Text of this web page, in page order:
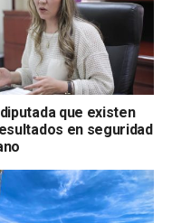
que existen
en seguridad